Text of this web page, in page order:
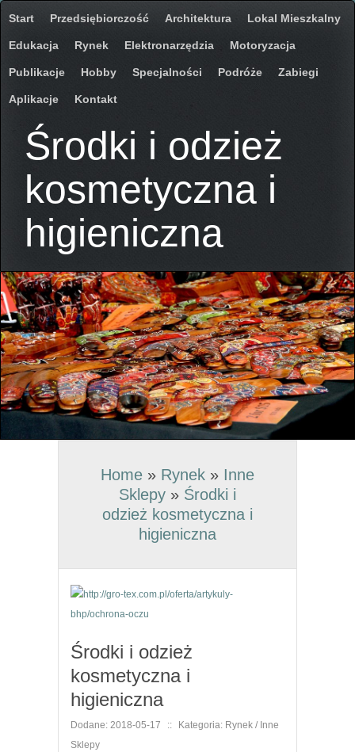
Start Przedsiębiorczość Architektura Lokal Mieszkalny
Edukacja Rynek Elektronarzędzia Motoryzacja
Publikacje Hobby Specjalności Podróże Zabiegi
Aplikacje Kontakt
Środki i odzież
kosmetyczna i
higieniczna
Home » Rynek » Inne
Sklepy » Środki i
odzież kosmetyczna i
higieniczna
Środki i odzież
kosmetyczna i
higieniczna
Dodane: 2018-05-17 ::
Kategoria: Rynek / Inne
Sklepy